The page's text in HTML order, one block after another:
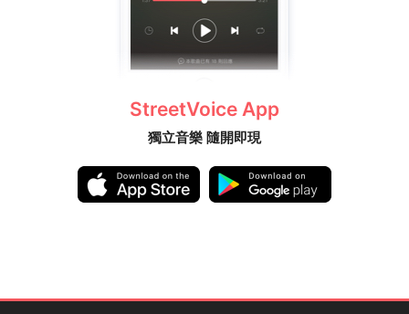
StreetVoice App
獨立音樂 隨開即現